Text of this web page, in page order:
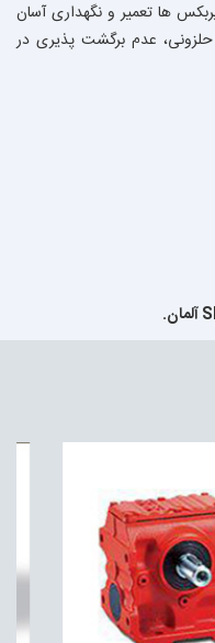
ها تعمیر و نگهداری آسان
عدم برگشت پذیری در